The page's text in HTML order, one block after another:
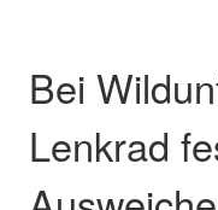
Bei
Lenkrad